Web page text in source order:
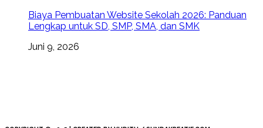
Biaya Pembuatan Website Sekolah 2026: Panduan
Lengkap untuk SD, SMP, SMA, dan SMK
Juni 9, 2026